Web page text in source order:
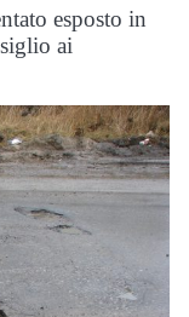
esposto in
ai